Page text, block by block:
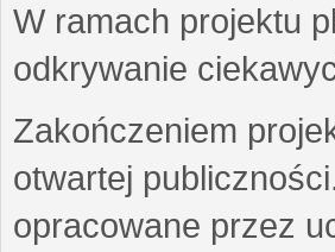
W ramach projektu
odkrywanie
Zakończeniem
otwartej
opracowane przez